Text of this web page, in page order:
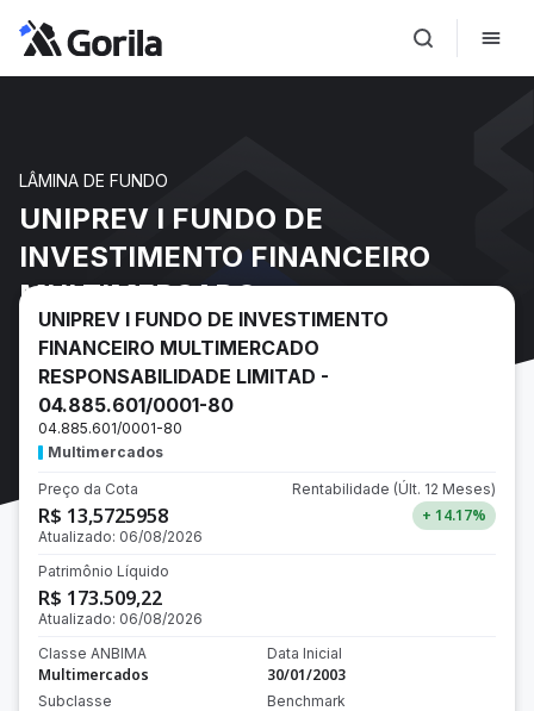
LÂMINA DE FUNDO
UNIPREV I FUNDO DE
INVESTIMENTO FINANCEIRO
MULTIMERCADO
RESPONSABILIDADE LIMITAD -
04.885.601/0001-80
UNIPREV I FUNDO DE INVESTIMENTO
FINANCEIRO MULTIMERCADO
RESPONSABILIDADE LIMITAD -
04.885.601/0001-80
04.885.601/0001-80
Multimercados
Preço da Cota
R$ 13,5725958
Atualizado: 06/08/2026
Rentabilidade (Últ. 12 Meses)
+ 14.17%
Patrimônio Líquido
R$ 173.509,22
Atualizado: 06/08/2026
Classe ANBIMA
Multimercados
Subclasse
Data Inicial
30/01/2003
Benchmark